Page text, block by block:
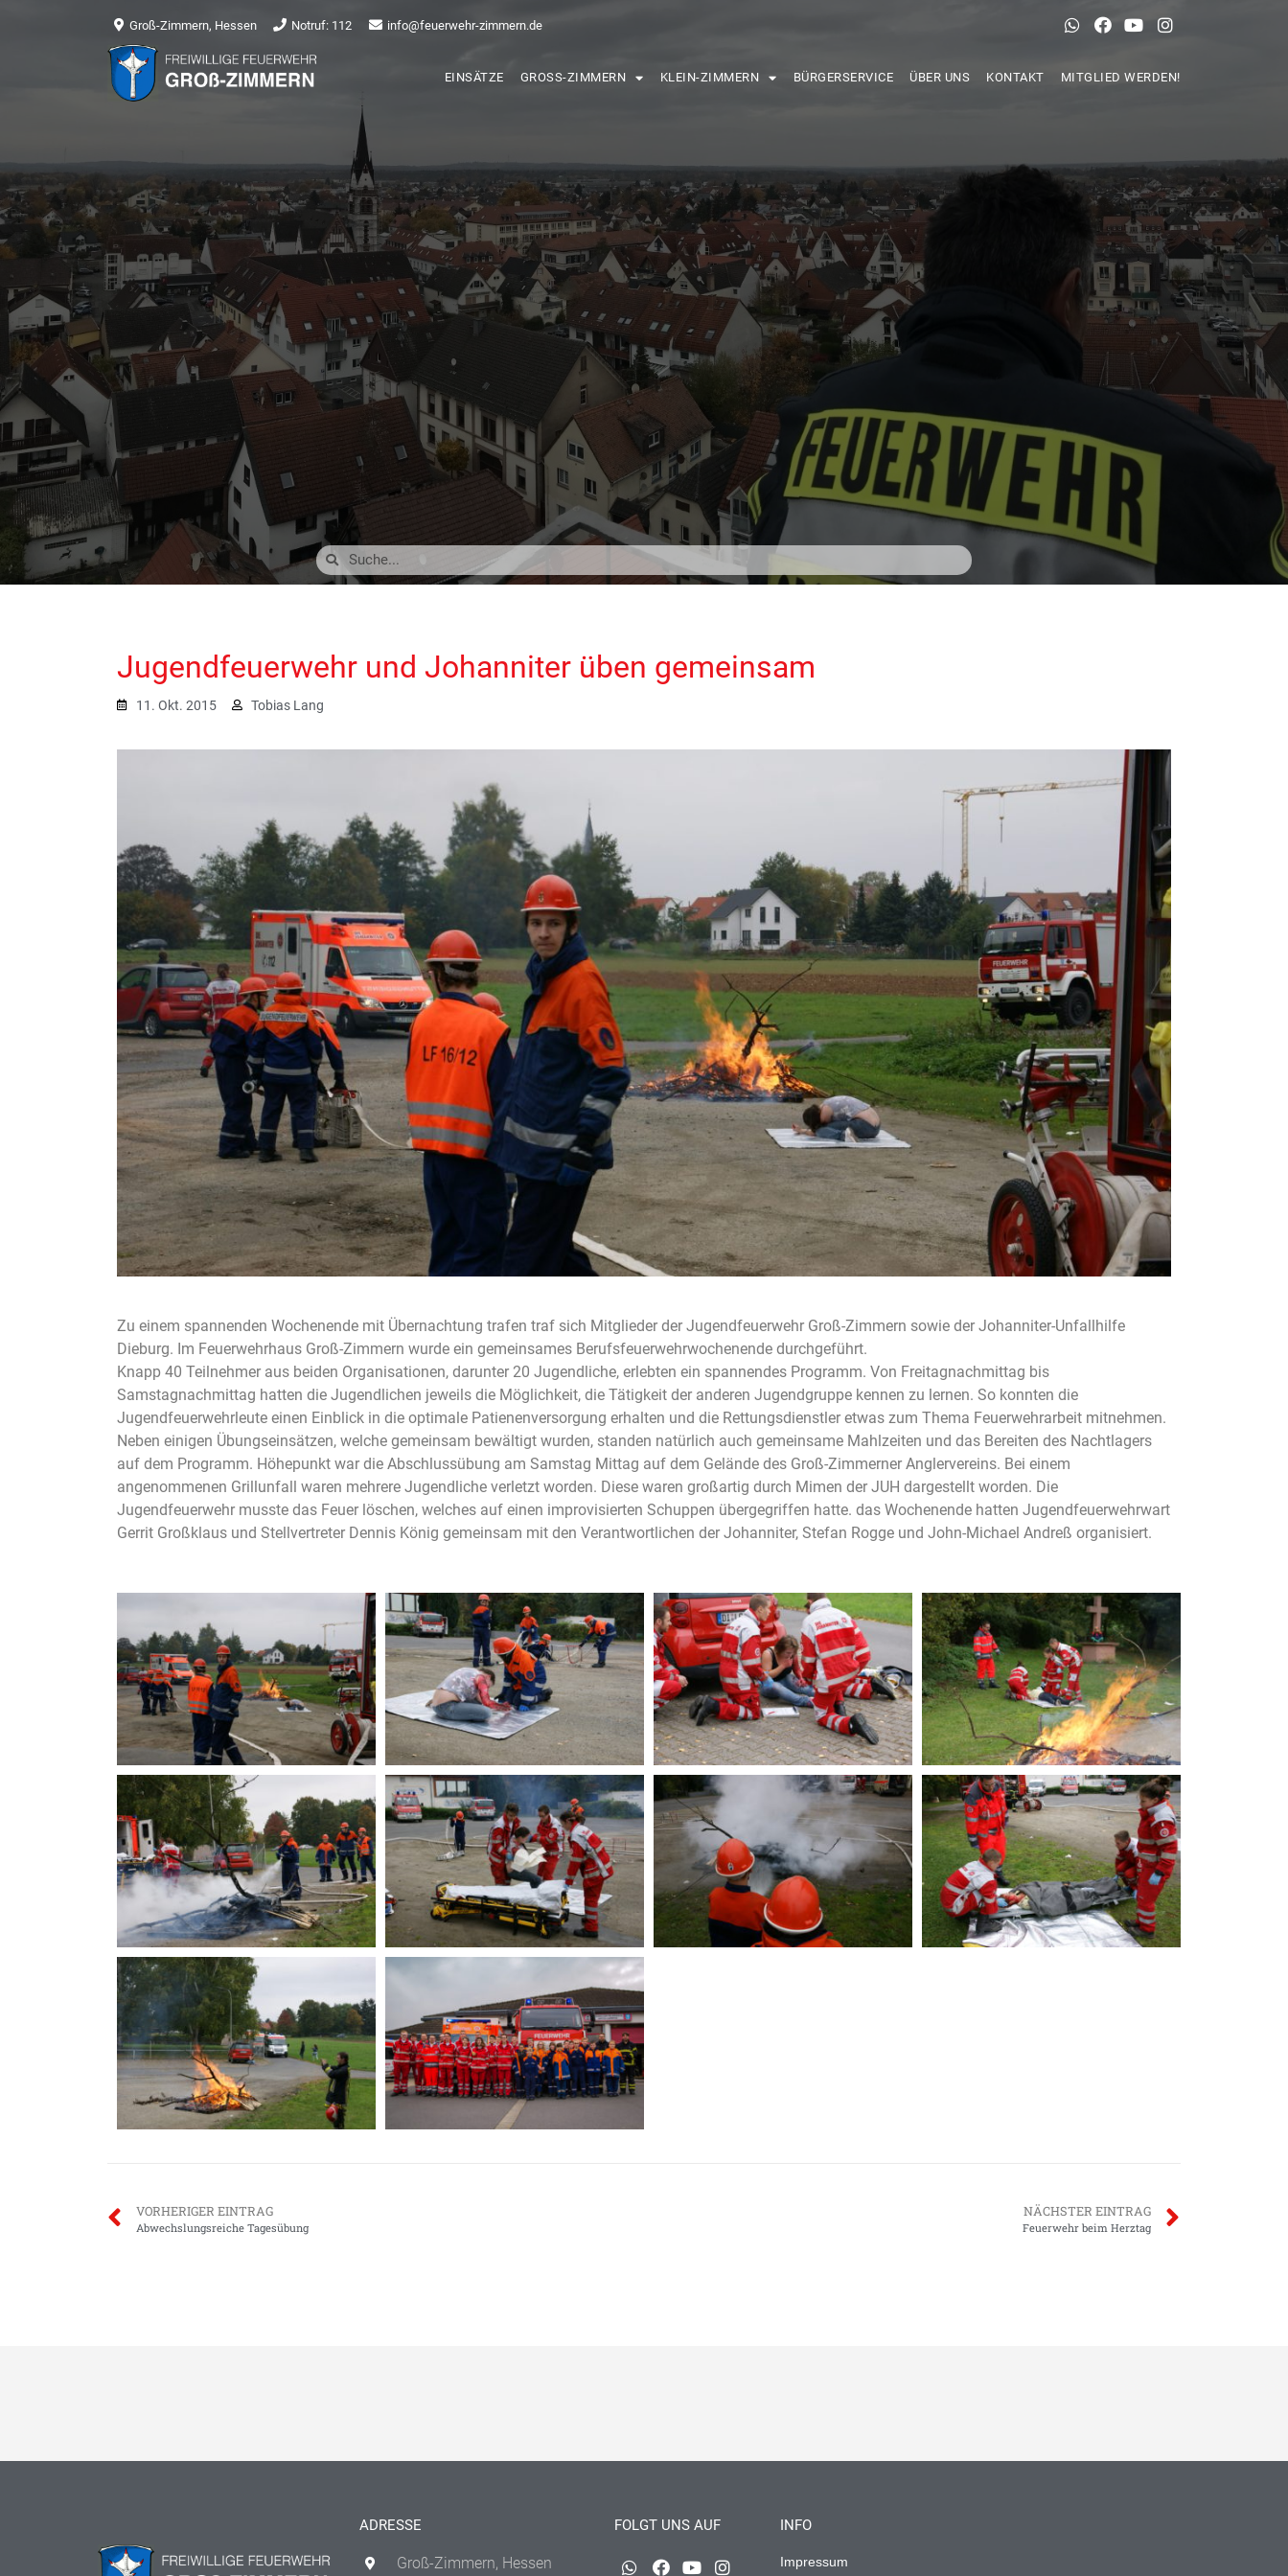
Groß-Zimmern, Hessen Notruf: 112 info@feuerwehr-zimmern.de
EINSÄTZE GROSS-ZIMMERN KLEIN-ZIMMERN BÜRGERSERVICE ÜBER UNS KONTAKT MITGLIED WERDEN!
Jugendfeuerwehr und Johanniter üben gemeinsam
11. Okt. 2015 Tobias Lang
Zu einem spannenden Wochenende mit Übernachtung trafen traf sich Mitglieder der Jugendfeuerwehr Groß-Zimmern sowie der Johanniter-Unfallhilfe
Dieburg. Im Feuerwehrhaus Groß-Zimmern wurde ein gemeinsames Berufsfeuerwehrwochenende durchgeführt.
Knapp 40 Teilnehmer aus beiden Organisationen, darunter 20 Jugendliche, erlebten ein spannendes Programm. Von Freitagnachmittag bis
Samstagnachmittag hatten die Jugendlichen jeweils die Möglichkeit, die Tätigkeit der anderen Jugendgruppe kennen zu lernen. So konnten die
Jugendfeuerwehrleute einen Einblick in die optimale Patienenversorgung erhalten und die Rettungsdienstler etwas zum Thema Feuerwehrarbeit mitnehmen.
Neben einigen Übungseinsätzen, welche gemeinsam bewältigt wurden, standen natürlich auch gemeinsame Mahlzeiten und das Bereiten des Nachtlagers
auf dem Programm. Höhepunkt war die Abschlussübung am Samstag Mittag auf dem Gelände des Groß-Zimmerner Anglervereins. Bei einem
angenommenen Grillunfall waren mehrere Jugendliche verletzt worden. Diese waren großartig durch Mimen der JUH dargestellt worden. Die
Jugendfeuerwehr musste das Feuer löschen, welches auf einen improvisierten Schuppen übergegriffen hatte. das Wochenende hatten Jugendfeuerwehrwart
Gerrit Großklaus und Stellvertreter Dennis König gemeinsam mit den Verantwortlichen der Johanniter, Stefan Rogge und John-Michael Andreß organisiert.
VORHERIGER EINTRAG
Abwechslungsreiche Tagesübung
NÄCHSTER EINTRAG
Feuerwehr beim Herztag
ADRESSE
Groß-Zimmern, Hessen
FOLGT UNS AUF INFO
Impressum